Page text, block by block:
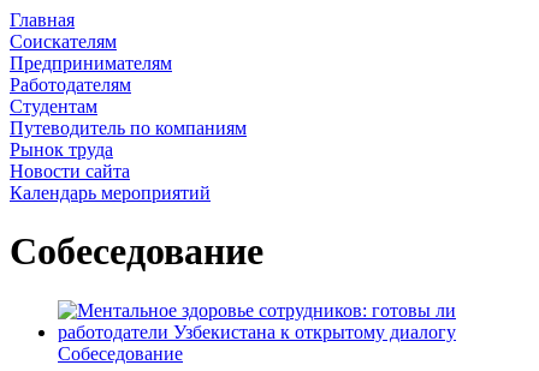
Главная
Соискателям
Предпринимателям
Работодателям
Студентам
Путеводитель по компаниям
Рынок труда
Новости сайта
Календарь мероприятий
Собеседование
Собеседование